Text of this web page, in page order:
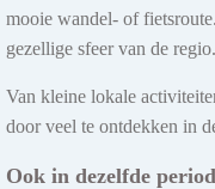
mooie wandel- of
gezellige sfeer van de regio.
Van kleine lokale
door veel te ontdekken in
Ook in dezelfde